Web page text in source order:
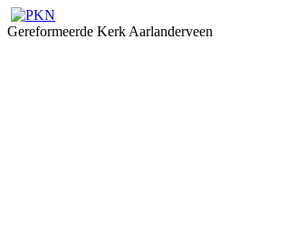
Gereformeerde Kerk Aarlanderveen